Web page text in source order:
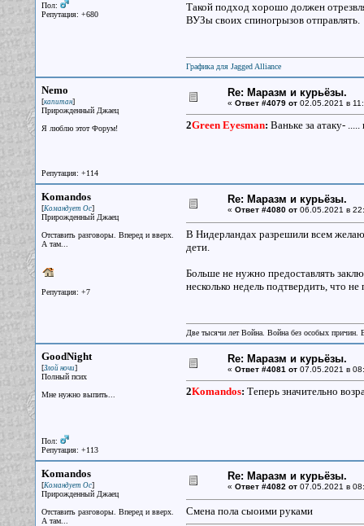
Пол:
Репутация: +680
Такой подход хорошо должен
ВУЗы своих спиногрызов отправлять.
Графика для Jagged Alliance
Nemo
[капитан]
Прирожденный Джаец
Я люблю этот Форум!
Репутация: +114
Re: Маразм и курьёзы.
« Ответ #4079 от02.05.2021 в
2Green Eyesman: Ваньке за атаку-
Komandos
[Командует Ос]
Прирожденный Джаец
Отставить разговоры. Вперед и вверх.
А там...
Репутация: +7
Re: Маразм и курьёзы.
« Ответ #4080 от06.05.2021 в
В Нидерландах разрешили всем
дети.
Больше не нужно предоставлять
несколько недель подтвердить, что не
Две тысячи лет Война. Война без особых
GoodNight
[Злой ночи]
Полный псих
Мне нужно выпить...
Пол:
Репутация: +113
Re: Маразм и курьёзы.
« Ответ #4081 от07.05.2021 в
2Komandos: Теперь значительно
Komandos
[Командует Ос]
Прирожденный Джаец
Отставить разговоры. Вперед и вверх.
А там...
Re: Маразм и курьёзы.
« Ответ #4082 от07.05.2021 в
Смена пола сыоими руками